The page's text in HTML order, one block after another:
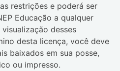
restrições e poderá ser
Educação a qualquer
desses
desta licença, você deve
baixados em sua posse,
ou impresso.